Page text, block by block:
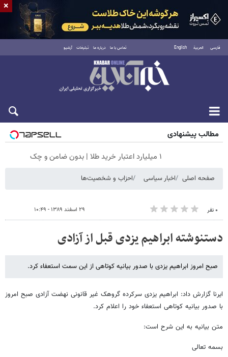
فارسی العربية English تماس با ما درباره ما تبلیغات آرشیو
جمعه ۱۶ مرداد ۱۴۰۵
مطالب پیشنهادی
۱ میلیارد اعتبار خرید طلا | بدون ضامن و چک
صفحه اصلی اخبار سیاسی احزاب و شخصیت‌ها
۰ نفر ۲۹ اسفند ۱۳۸۹ - ۱۰:۴۹
دستنوشته ابراهیم یزدی قبل از آزادی
صبح امروز ابراهیم یزدی با صدور بیانیه کوتاهی از این سمت استعفاء کرد.
ایرنا گزارش داد: ابراهیم یزدی سرکرده گروهک غیر قانونی نهضت آزادی صبح امروز
با صدور بیانیه کوتاهی استعفاء خود را اعلام کرد.
متن بیانیه به این شرح است:
بسمه تعالی
×